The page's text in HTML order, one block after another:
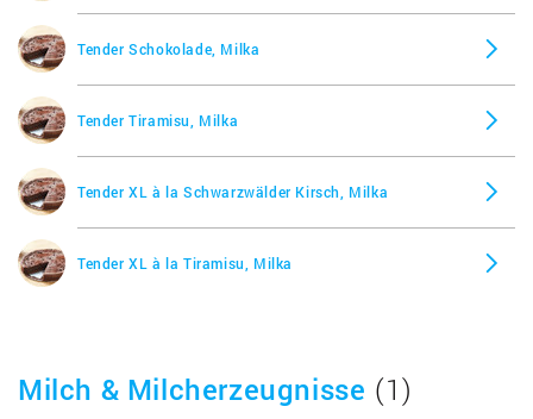
Tender Schokolade, Milka
Tender Tiramisu, Milka
Tender XL à la Schwarzwälder Kirsch, Milka
Tender XL à la Tiramisu, Milka
Milch & Milcherzeugnisse (1)